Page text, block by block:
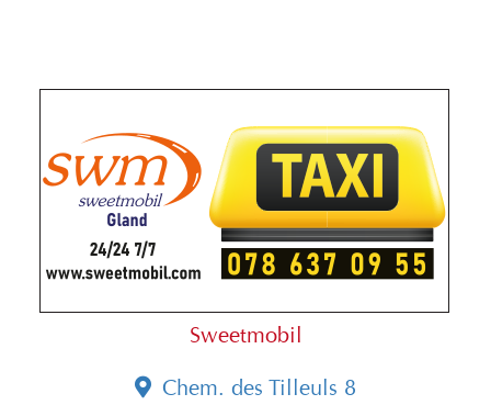
Sweetmobil
Chem. des Tilleuls 8